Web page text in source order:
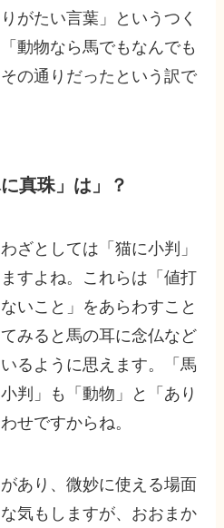
がたい言葉」というつく
動物なら馬でもなんでも
の通りだったという訳で
真珠」は」？
ざとしては「猫に小判」
すよね。これらは「値打
いこと」をあらわすこと
みると馬の耳に念仏など
るように思えます。「馬
判」も「動物」と「あり
せですからね。
あり、微妙に使える場面
気もしますが、おおまか